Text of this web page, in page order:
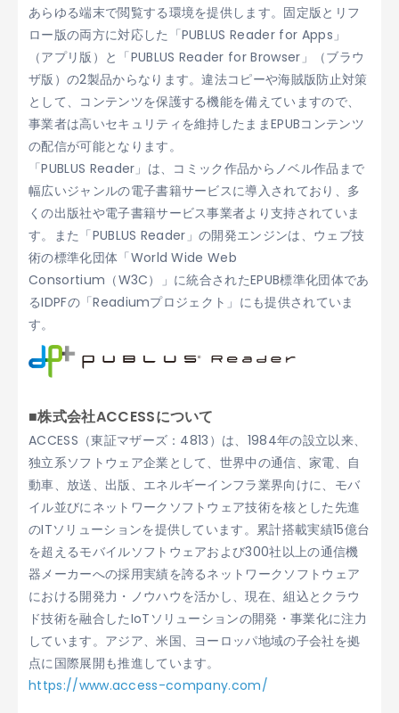
あらゆる端末で閲覧する環境を提供します。固定版とリフ
ロー版の両方に対応した「PUBLUS Reader for Apps」
（アプリ版）と「PUBLUS Reader for Browser」（ブラウ
ザ版）の2製品からなります。違法コピーや海賊版防止対策
として、コンテンツを保護する機能を備えていますので、
事業者は高いセキュリティを維持したままEPUBコンテンツ
の配信が可能となります。
「PUBLUS Reader」は、コミック作品からノベル作品まで
幅広いジャンルの電子書籍サービスに導入されており、多
くの出版社や電子書籍サービス事業者より支持されていま
す。また「PUBLUS Reader」の開発エンジンは、ウェブ技
術の標準化団体「World Wide Web
Consortium（W3C）」に統合されたEPUB標準化団体であ
るIDPFの「Readiumプロジェクト」にも提供されていま
す。
■株式会社ACCESSについて
ACCESS（東証マザーズ：4813）は、1984年の設立以来、
独立系ソフトウェア企業として、世界中の通信、家電、自
動車、放送、出版、エネルギーインフラ業界向けに、モバ
イル並びにネットワークソフトウェア技術を核とした先進
のITソリューションを提供しています。累計搭載実績15億台
を超えるモバイルソフトウェアおよび300社以上の通信機
器メーカーへの採用実績を誇るネットワークソフトウェア
における開発力・ノウハウを活かし、現在、組込とクラウ
ド技術を融合したIoTソリューションの開発・事業化に注力
しています。アジア、米国、ヨーロッパ地域の子会社を拠
点に国際展開も推進しています。
https://www.access-company.com/